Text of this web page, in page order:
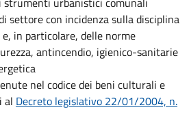
settore con incidenza sulla disciplina
in particolare, delle norme
antincendio, igienico-sanitarie
nel codice dei beni culturali e
al Decreto legislativo 22/01/2004, n.